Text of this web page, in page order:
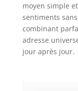
moyen simple
sentiments
combinant
adresse
jour après jour.